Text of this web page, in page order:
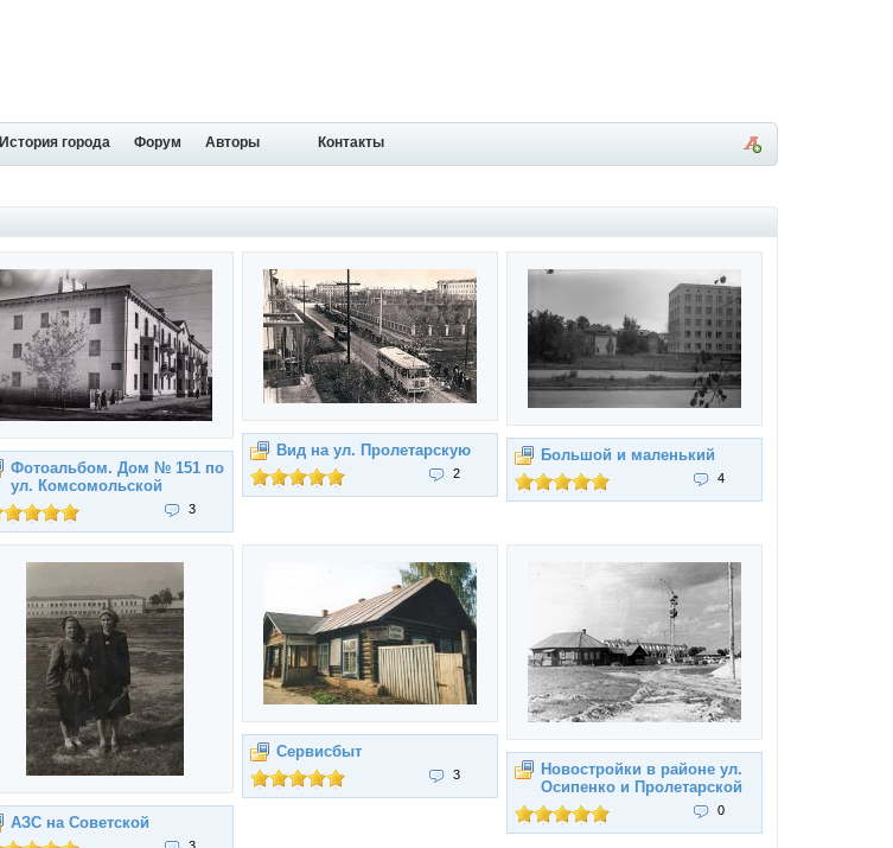
История города Форум Авторы Контакты
Фотоальбом. Дом № 151 по
ул. Комсомольской
3
Вид на ул. Пролетарскую
2
Большой и маленький
4
АЗС на Советской
Сервисбыт
3
Новостройки в районе ул.
Осипенко и Пролетарской
0